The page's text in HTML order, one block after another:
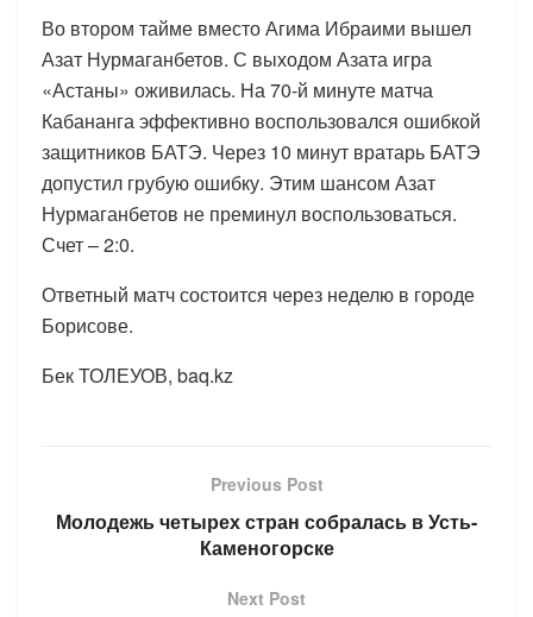
Во втором тайме вместо Агима Ибраими вышел
Азат Нурмаганбетов. С выходом Азата игра
«Астаны» оживилась. На 70-й минуте матча
Кабананга эффективно воспользовался ошибкой
защитников БАТЭ. Через 10 минут вратарь БАТЭ
допустил грубую ошибку. Этим шансом Азат
Нурмаганбетов не преминул воспользоваться.
Счет – 2:0.
Ответный матч состоится через неделю в городе
Борисове.
Бек ТОЛЕУОВ, baq.kz
Previous Post
Молодежь четырех стран собралась в Усть-
Каменогорске
Next Post